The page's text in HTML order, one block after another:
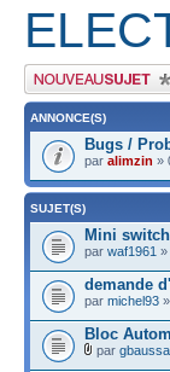
Publier un nouveau sujet
ANNONCE(S)
Bugs /
par alimzin »
SUJET(S)
Mini
par waf1961 »
demande
par michel93
Bloc
par